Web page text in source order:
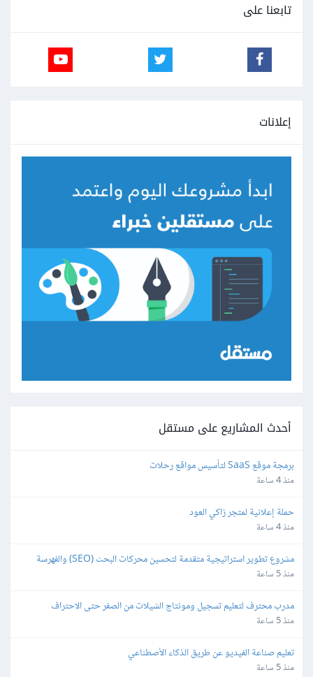
تابعنا على
إعلانات
أحدث المشاريع على مستقل
برمجة موقع SaaS لتأسيس مواقع رحلات
منذ 4 ساعة
حملة إعلانية لمتجر زاكي العود
منذ 4 ساعة
(Indexing)منذ 5 ساعة
مدرب محترف لتعليم تسجيل ومونتاج الشيلات من الصفر حتى الاحتراف
منذ 5 ساعة
تعليم صناعة الفيديو عن طريق الذكاء الأصطناعي
منذ 5 ساعة